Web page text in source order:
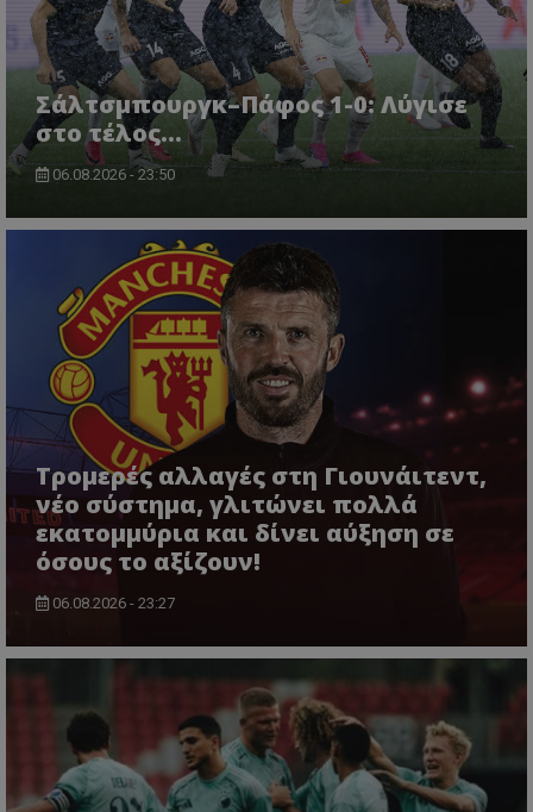
Σάλτσμπουργκ–Πάφος 1-0: Λύγισε
στο τέλος...
06.08.2026 - 23:50
Τρομερές αλλαγές στη Γιουνάιτεντ,
νέο σύστημα, γλιτώνει πολλά
εκατομμύρια και δίνει αύξηση σε
όσους το αξίζουν!
06.08.2026 - 23:27